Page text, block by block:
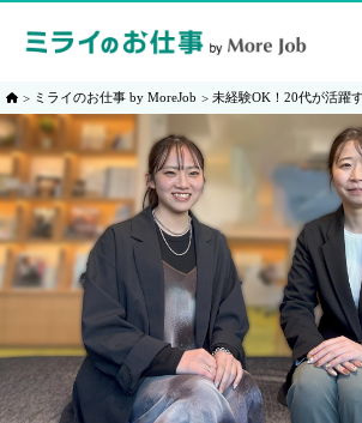
ミライのお仕事 by MoreJob 未経験OK！20代が活躍